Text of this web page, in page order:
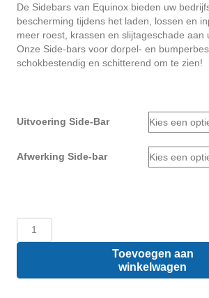
tot
€454,50
De Sidebars van Equinox bieden uw
bescherming tijdens het laden, lossen en
meer roest, krassen en slijtageschade aan
Onze Side-bars voor dorpel- en
schokbestendig en schitterend om te zien!
Uitvoering Side-Bar
Afwerking Side-bar
Peugeot
Expert
Sidebars
Toevoegen aan
winkelwagen